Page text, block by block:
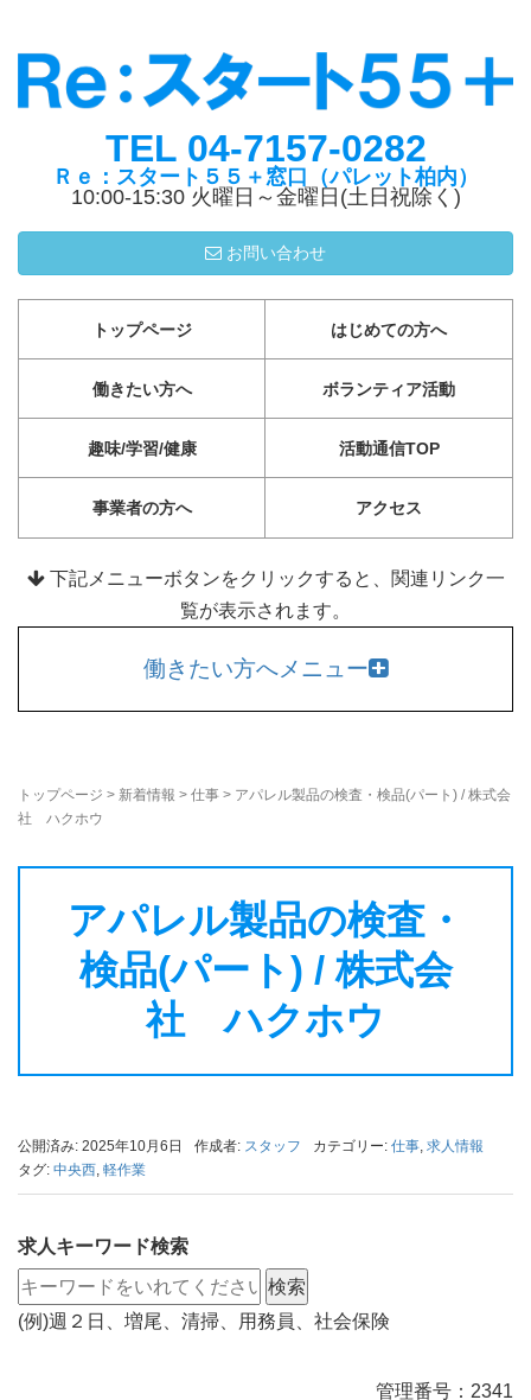
TEL 04-7157-0282
Ｒｅ：スタート５５＋窓口（パレット柏内）
10:00-15:30 火曜日～金曜日(土日祝除く)
お問い合わせ
トップページ はじめての方へ
働きたい方へ ボランティア活動
趣味/学習/健康 活動通信TOP
事業者の方へ アクセス
下記メニューボタンをクリックすると、関連リンク一
覧が表示されます。
働きたい方へメニュー
トップページ > 新着情報 > 仕事 > アパレル製品の検査・検品(パート) / 株式会
社 ハクホウ
アパレル製品の検査・
検品(パート) / 株式会
社 ハクホウ
公開済み: 2025年10月6日 作成者: スタッフ カテゴリー: 仕事, 求人情報
タグ: 中央西, 軽作業
求人キーワード検索
(例)週２日、増尾、清掃、用務員、社会保険
管理番号：2341